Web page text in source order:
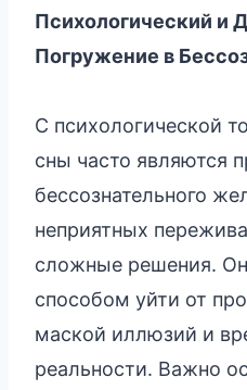
Психологический и
Погружение в
С психологической
сны часто являются
бессознательного
неприятных
сложные решения.
способом уйти от
маской иллюзий и
реальности. Важно